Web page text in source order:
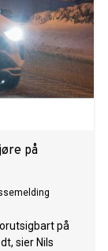
på
på
sier Nils